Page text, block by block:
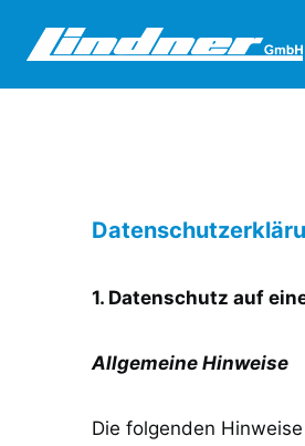
Inhalt
1. Datenschutz auf
Allgemeine Hinweise
Die folgenden